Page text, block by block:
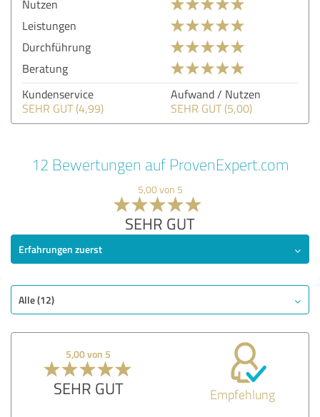
Nutzen
Leistungen
Durchführung
Beratung
Kundenservice
SEHR GUT (4,99)
Aufwand / Nutzen
SEHR GUT (5,00)
12 Bewertungen auf ProvenExpert.com
5,00 von 5
SEHR GUT
Erfahrungen zuerst
Alle (12)
5,00 von 5
SEHR GUT Empfehlung